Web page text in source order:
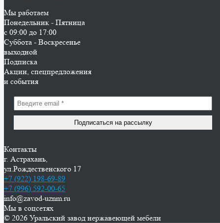
Мы работаем
Понедельник - Пятница
с 09:00 до 17:00
Суббота - Воскресенье
выходной
Подписка
Акции, спецпредложения
и события
Контакты
г. Астрахань,
ул.Рождественского 17
+7 (922) 198-69-89
+7 (996) 592-00-65
info@zavod-uznm.ru
Мы в соцсетях
© 2026 Уральский завод нержавеющей мебели